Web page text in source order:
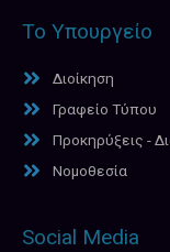
Το Υπουργείο
Διοίκηση
Γραφείο Τύπου
Προκηρύξεις -
Νομοθεσία
Social Media